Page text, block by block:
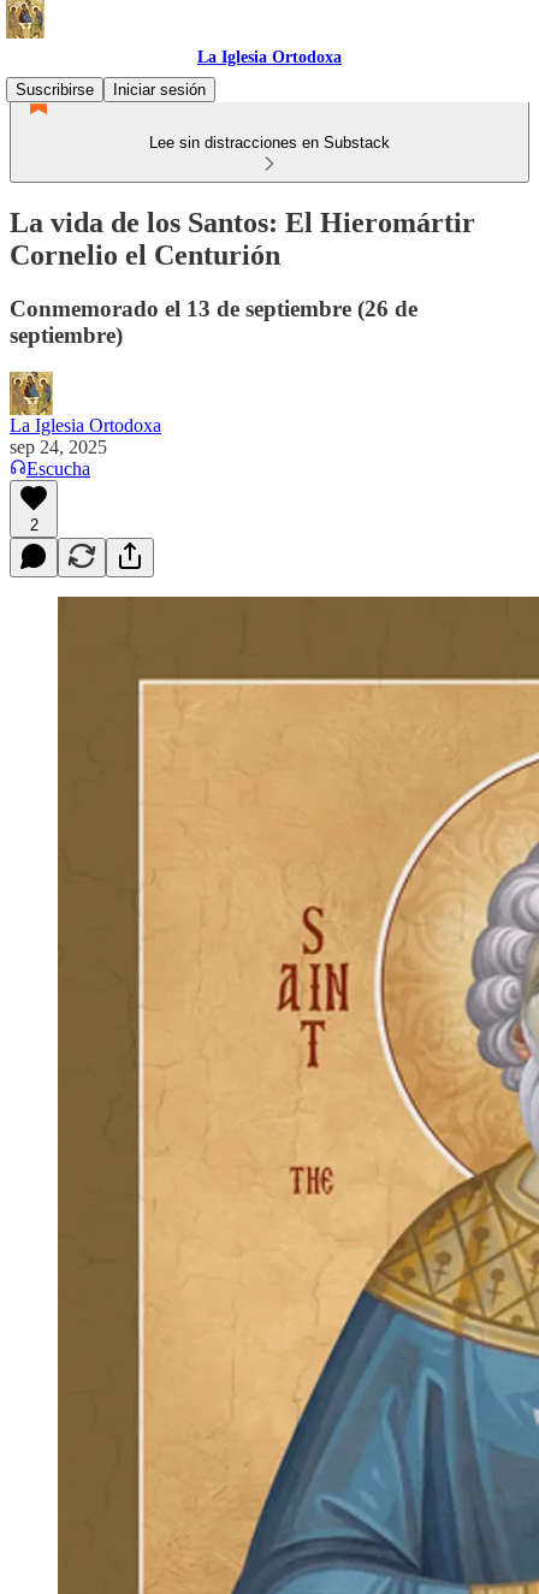
La Iglesia Ortodoxa
Suscribirse
Iniciar sesión
Lee sin distracciones en Substack
La vida de los Santos: El Hieromártir
Cornelio el Centurión
Conmemorado el 13 de septiembre (26 de
septiembre)
La Iglesia Ortodoxa
sep 24, 2025
Escucha
2